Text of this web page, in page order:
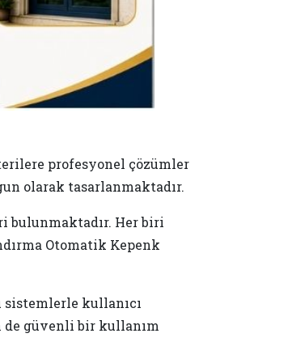
profesyonel çözümler
olarak tasarlanmaktadır.
bulunmaktadır. Her biri
Otomatik Kepenk
kullanıcı
de güvenli bir kullanım